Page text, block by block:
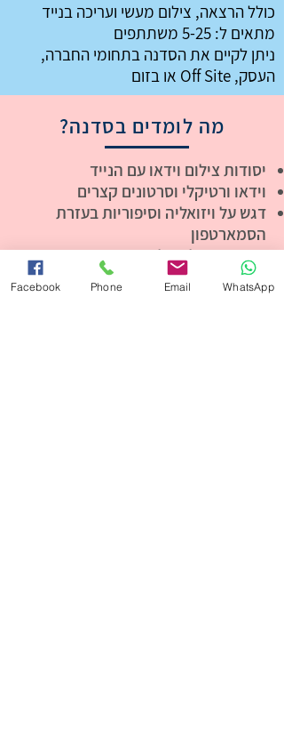
כולל הרצאה, צילום מעשי ועריכה בנייד
מתאים ל: 5-25 משתתפים
ניתן לקיים את הסדנה בתחומי החברה,
העסק, Off Site או בזום
מה לומדים בסדנה?
יסודות צילום וידאו עם הנייד
וידאו ורטיקלי וסרטונים קצרים
דגש על ויזואליה וסיפוריות בעזרת
הסמארטפון​
הסדנה משלבת לימוד תיאורטי עם
צילום מעשי
עריכה, ושיתוף
Facebook Phone Email WhatsApp